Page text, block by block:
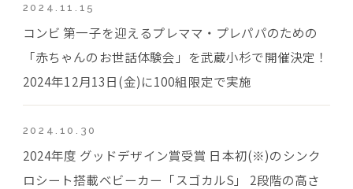
2024.11.15
コンビ 第一子を迎えるプレママ・プレパパのための
「赤ちゃんのお世話体験会」を武蔵小杉で開催決定！
2024年12月13日(金)に100組限定で実施
2024.10.30
2024年度 グッドデザイン賞受賞 日本初(※)のシンク
ロシート搭載ベビーカー「スゴカルS」 2段階の高さ